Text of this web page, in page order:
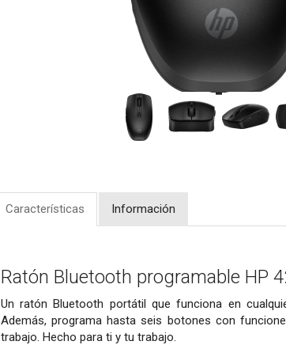
Características Información
Ratón Bluetooth programable HP
Un ratón Bluetooth portátil que funciona en
Además, programa hasta seis botones con
trabajo. Hecho para ti y tu trabajo.